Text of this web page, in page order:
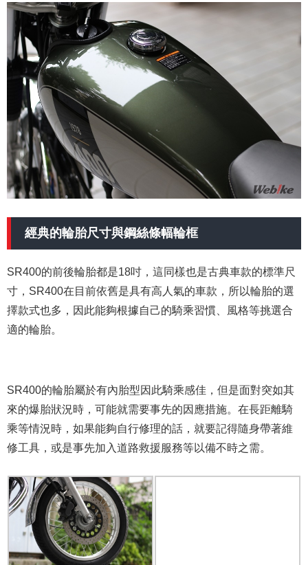
經典的輪胎尺寸與鋼絲條幅輪框
SR400的前後輪胎都是18吋，這同樣也是古典車款的標準尺
寸，SR400在目前依舊是具有高人氣的車款，所以輪胎的選
擇款式也多，因此能夠根據自己的騎乘習慣、風格等挑選合
適的輪胎。
SR400的輪胎屬於有內胎型因此騎乘感佳，但是面對突如其
來的爆胎狀況時，可能就需要事先的因應措施。在長距離騎
乘等情況時，如果能夠自行修理的話，就要記得隨身帶著維
修工具，或是事先加入道路救援服務等以備不時之需。